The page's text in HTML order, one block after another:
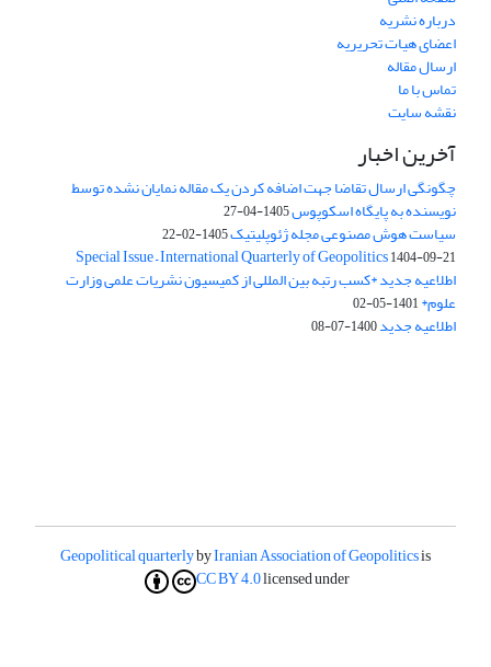
درباره نشریه
اعضای هیات تحریریه
ارسال مقاله
تماس با ما
نقشه سایت
آخرین اخبار
چگونگی ارسال تقاضا جهت اضافه کردن یک مقاله نمایان نشده توسط
نویسنده به پایگاه اسکوپوس1405-04-27
سیاست هوش مصنوعی مجله ژئوپلیتیک1405-02-22
Special Issue – International Quarterly of Geopolitics1404-09-21
اطلاعیه جدید *کسب رتبه بین المللی از کمیسیون نشریات علمی وزارت
علوم*1401-05-02
اطلاعیه جدید1400-07-08
Geopolitical quarterlybyIranian Association of Geopoliticsis
licensed under
CC BY 4.0